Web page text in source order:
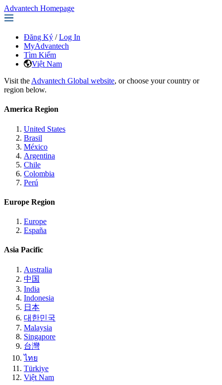
Advantech Homepage
Đăng Ký / Log In
MyAdvantech
Tìm Kiếm
Việt Nam
Visit the Advantech Global website, or choose your country or
region below.
America Region
United States
Brasil
México
Argentina
Chile
Colombia
Perú
Europe Region
Europe
España
Asia Pacific
Australia
中国
India
Indonesia
日本
대한민국
Malaysia
Singapore
台灣
ไทย
Türkiye
Việt Nam